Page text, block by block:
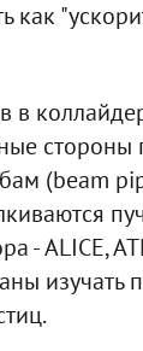
как
в
стороны
(beam
- ALICE,
изучать